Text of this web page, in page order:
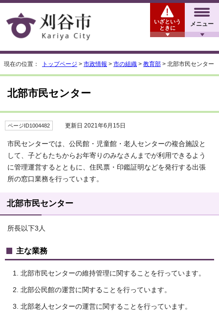
メニュー
いざという
ときに
現在の位置： トップページ > 市政情報 > 市の組織 > 教育部 > 北部市民センター
北部市民センター
ページID1004482 更新日 2021年6月15日
市民センターでは、公民館・児童館・老人センターの複合施設と
して、子どもたちからお年寄りのみなさんまでが利用できるよう
に管理運営するとともに、住民票・印鑑証明などを発行する出張
所の窓口業務を行っています。
北部市民センター
所長以下3人
主な業務
北部市民センターの維持管理に関することを行っています。
北部公民館の運営に関することを行っています。
北部老人センターの運営に関することを行っています。